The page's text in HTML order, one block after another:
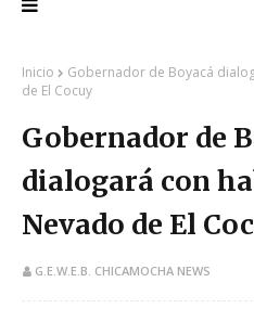
Inicio
Gobernador de Boyacá
de El Cocuy
Gobernador de
dialogará con
Nevado de El
G.E.W.E.B. CHICAMOCHA NEWS